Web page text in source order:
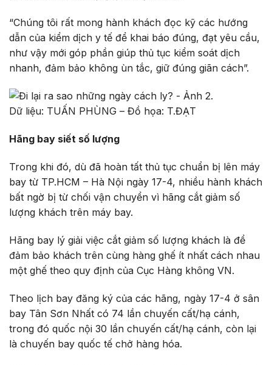
“Chúng tôi rất mong hành khách đọc kỹ các hướng
dẫn của kiểm dịch y tế để khai báo đúng, đạt yêu cầu,
như vậy mới góp phần giúp thủ tục kiểm soát dịch
nhanh, đảm bảo không ùn tắc, giữ đúng giãn cách”.
Dữ liệu: TUẤN PHÙNG – Đồ họa: T.ĐẠT
Hãng bay siết số lượng
Trong khi đó, dù đã hoàn tất thủ tục chuẩn bị lên máy
bay từ TP.HCM – Hà Nội ngày 17-4, nhiều hành khách
bất ngờ bị từ chối vận chuyển vì hãng cắt giảm số
lượng khách trên máy bay.
Hãng bay lý giải việc cắt giảm số lượng khách là để
đảm bảo khách trên cùng hàng ghế ít nhất cách nhau
một ghế theo quy định của Cục Hàng không VN.
Theo lịch bay đăng ký của các hãng, ngày 17-4 ở sân
bay Tân Sơn Nhất có 74 lần chuyến cất/hạ cánh,
trong đó quốc nội 30 lần chuyến cất/hạ cánh, còn lại
là chuyến bay quốc tế chở hàng hóa.